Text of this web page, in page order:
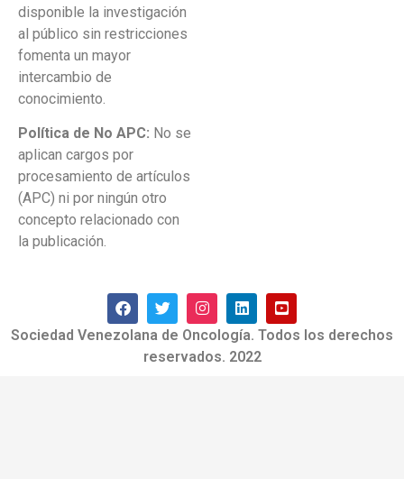
disponible la investigación
al público sin restricciones
fomenta un mayor
intercambio de
conocimiento.
Política de No APC: No se
aplican cargos por
procesamiento de artículos
(APC) ni por ningún otro
concepto relacionado con
la publicación.
Sociedad Venezolana de Oncología. Todos los derechos
reservados. 2022